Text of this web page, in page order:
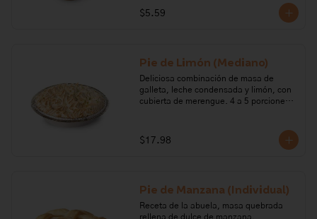
limón, galleta, margarina, cremor
tártaro.
$5.59
Pie de Limón (Mediano)
Deliciosa combinación de masa de
galleta, leche condensada y limón, con
cubierta de merengue. 4 a 5 porciones.
limón, galleta, margarina, cremor
tártaro.
pueden contener trazas de: frutos
secos, gluten, huevo, lactosa, leche,
maní, marisco, mostaza, pescado, soya,
$17.98
Pie de Manzana (Individual)
Receta de la abuela, masa quebrada
rellena de dulce de manzana.